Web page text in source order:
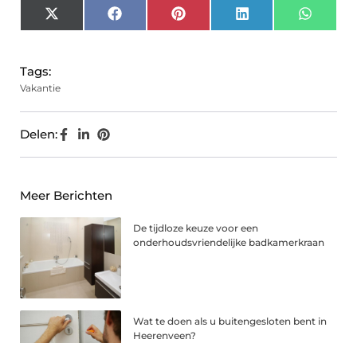
X
(Twitter)
FacebookPinterest LinkedIn
Tags:
Vakantie
Delen:
Meer Berichten
De tijdloze keuze voor een
onderhoudsvriendelijke badkamerkraan
Wat te doen als u buitengesloten bent in
Heerenveen?